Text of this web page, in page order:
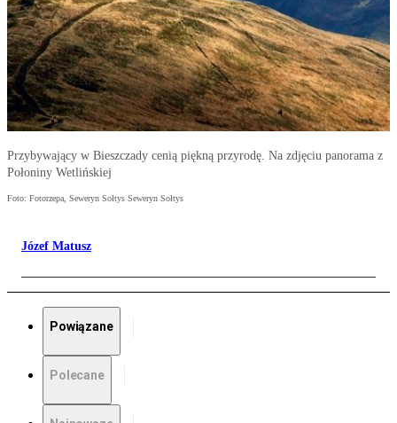
Przybywający w Bieszczady cenią piękną przyrodę. Na zdjęciu panorama z
Połoniny Wetlińskiej
Foto: Fotorzepa, Seweryn Sołtys Seweryn Sołtys
Józef Matusz
Powiązane
Polecane